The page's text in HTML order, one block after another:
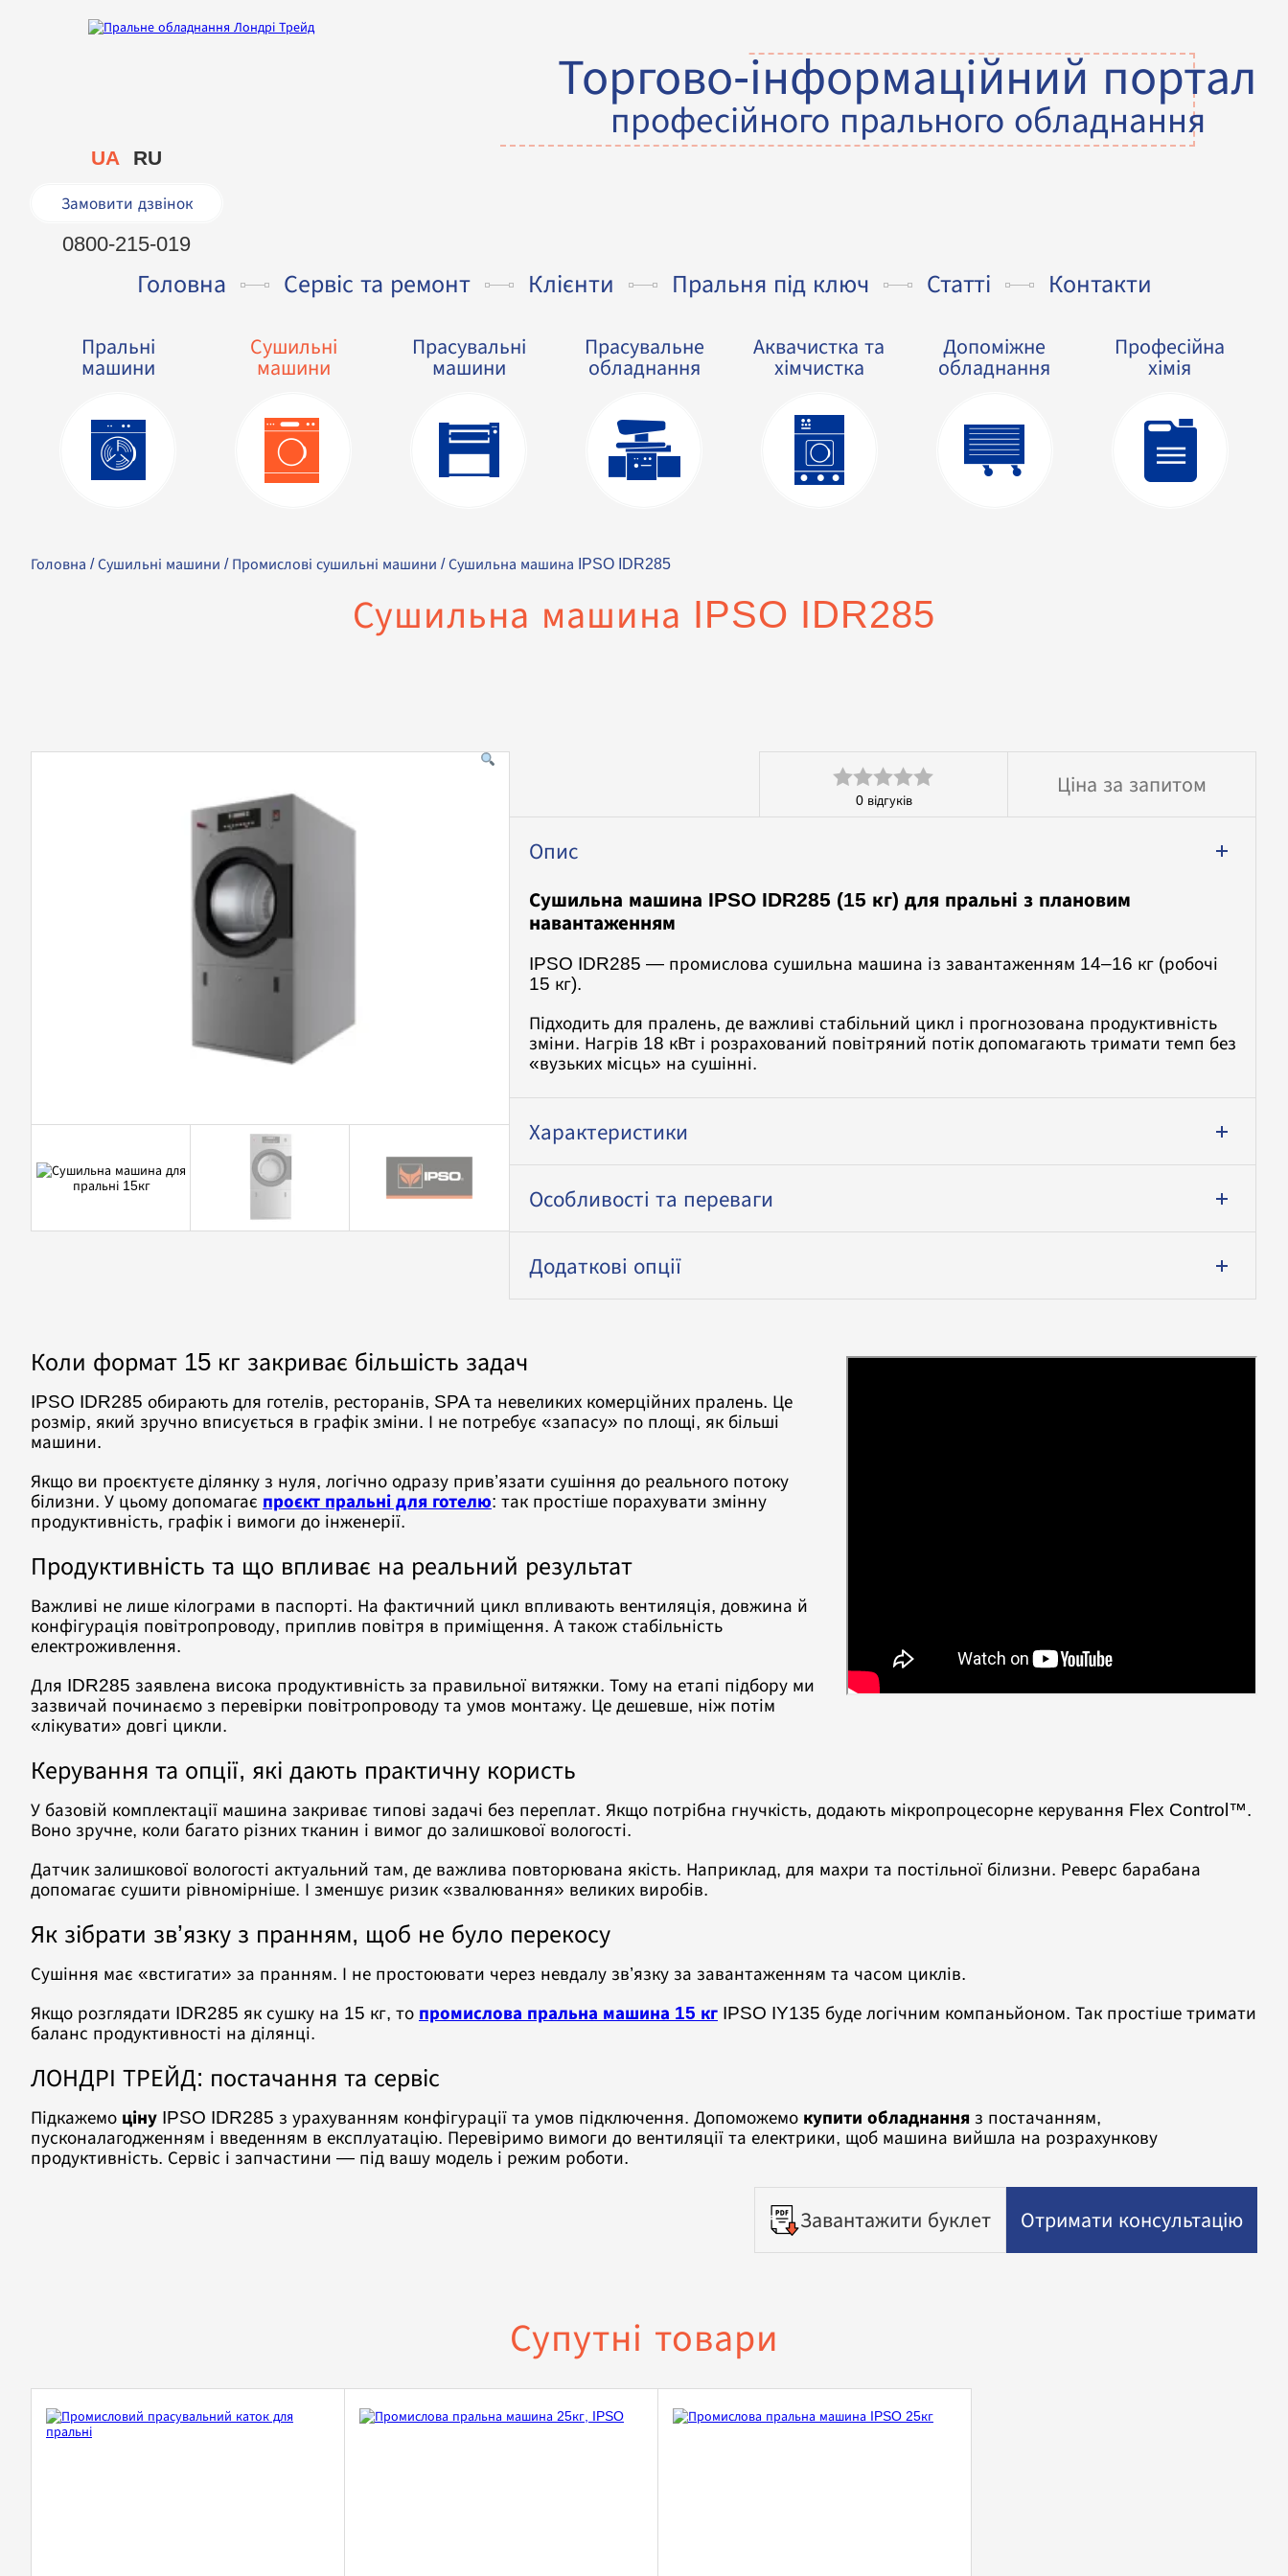
Торгово-інформаційний портал
професійного прального обладнання
UA RU
Замовити дзвінок
0800-215-019
Головна Сервіс та ремонт Клієнти Пральня під ключ Статті Контакти
Пральні
машини
Сушильні
машини
Прасувальні
машини
Прасувальне
обладнання
Аквачистка та
хімчистка
Допоміжне
обладнання
Професійна
хімія
Головна /Сушильні машини / Промислові сушильні машини / Сушильна машина IPSO IDR285
Сушильна машина IPSO IDR285
Оцінено
з
0відгуків
Ціна за запитом
Опис
Сушильна машина IPSO IDR285 (15 кг) для пральні з плановим
навантаженням
IPSO IDR285 — промислова сушильна машина із завантаженням 14–16 кг (робочі
15 кг).
Підходить для пралень, де важливі стабільний цикл і прогнозована продуктивність
зміни. Нагрів 18 кВт і розрахований повітряний потік допомагають тримати темп без
«вузьких місць» на сушінні.
Характеристики
Особливості та переваги
Додаткові опції
Коли формат 15 кг закриває більшість задач
IPSO IDR285 обирають для готелів, ресторанів, SPA та невеликих комерційних пралень. Це
розмір, який зручно вписується в графік зміни. І не потребує «запасу» по площі, як більші
машини.
Якщо ви проєктуєте ділянку з нуля, логічно одразу прив’язати сушіння до реального потоку
білизни. У цьому допомагає проєкт пральні для готелю: так простіше порахувати змінну
продуктивність, графік і вимоги до інженерії.
Продуктивність та що впливає на реальний результат
Важливі не лише кілограми в паспорті. На фактичний цикл впливають вентиляція, довжина й
конфігурація повітропроводу, приплив повітря в приміщення. А також стабільність
електроживлення.
Для IDR285 заявлена висока продуктивність за правильної витяжки. Тому на етапі підбору ми
зазвичай починаємо з перевірки повітропроводу та умов монтажу. Це дешевше, ніж потім
«лікувати» довгі цикли.
Керування та опції, які дають практичну користь
У базовій комплектації машина закриває типові задачі без переплат. Якщо потрібна гнучкість, додають мікропроцесорне керування Flex Control™.
Воно зручне, коли багато різних тканин і вимог до залишкової вологості.
Датчик залишкової вологості актуальний там, де важлива повторювана якість. Наприклад, для махри та постільної білизни. Реверс барабана
допомагає сушити рівномірніше. І зменшує ризик «звалювання» великих виробів.
Як зібрати зв’язку з пранням, щоб не було перекосу
Сушіння має «встигати» за пранням. І не простоювати через невдалу зв’язку за завантаженням та часом циклів.
Якщо розглядати IDR285 як сушку на 15 кг, то промислова пральна машина 15 кг IPSO IY135 буде логічним компаньйоном. Так простіше тримати
баланс продуктивності на ділянці.
ЛОНДРІ ТРЕЙД: постачання та сервіс
Підкажемо ціну IPSO IDR285 з урахуванням конфігурації та умов підключення. Допоможемо купити обладнання з постачанням,
пусконалагодженням і введенням в експлуатацію. Перевіримо вимоги до вентиляції та електрики, щоб машина вийшла на розрахункову
продуктивність. Сервіс і запчастини — під вашу модель і режим роботи.
Завантажити буклет Отримати консультацію
Супутні товари